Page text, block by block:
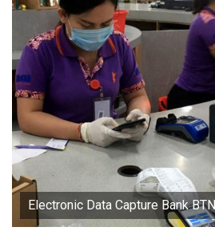
Electronic Data Capture Bank BTN